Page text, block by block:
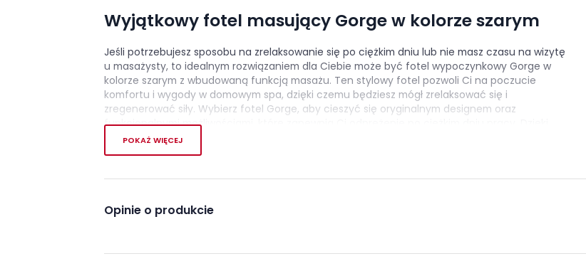
Wyjątkowy fotel masujący Gorge w kolorze szarym
Jeśli potrzebujesz sposobu na zrelaksowanie się po ciężkim dniu lub nie masz czasu na wizytę
u masażysty, to idealnym rozwiązaniem dla Ciebie może być fotel wypoczynkowy Gorge w
kolorze szarym z wbudowaną funkcją masażu. Ten stylowy fotel pozwoli Ci na poczucie
komfortu i wygody w domowym spa, dzięki czemu będziesz mógł zrelaksować się i
zregenerować siły. Wybierz fotel Gorge, aby cieszyć się oryginalnym designem oraz
funkcjonalnymi możliwościami, które zapewnią Ci odprężenie po ciężkim dniu pracy. Dzięki
temu, że fotel masujący czeka na Ciebie w domu, będziesz mógł z niecierpliwością wracać z
pracy każdego dnia.
Postaw na materiały najwyższej jakości
Fotel wypoczynkowy Gorge w kolorze szarym posiada eleganckie obicie z wysokiej jakości
usunąć za pomocą wilgotnej ściereczki. Nowoczesny design fotela w połączeniu z
POKAŻ WIĘCEJ
Opinie o produkcie